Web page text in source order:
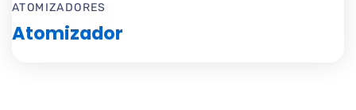
ATOMIZADORES
Atomizador